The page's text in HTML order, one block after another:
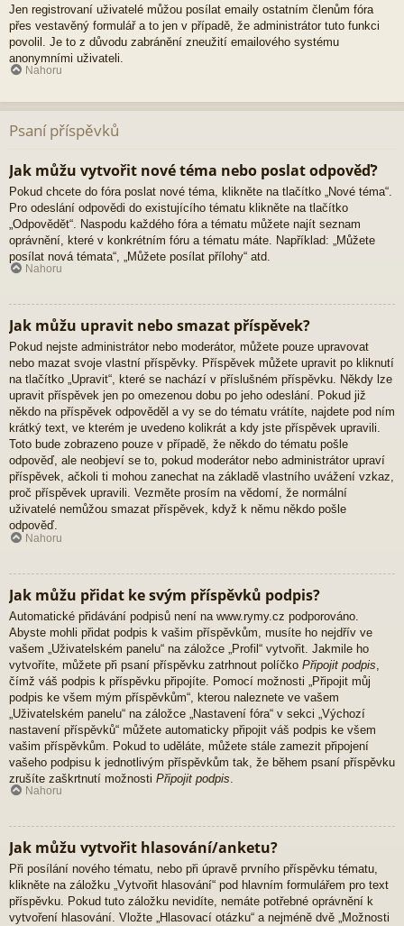
Jen registrovaní uživatelé můžou posílat emaily ostatním členům fóra
přes vestavěný formulář a to jen v případě, že administrátor tuto funkci
povolil. Je to z důvodu zabránění zneužití emailového systému
anonymními uživateli.
Nahoru
Psaní příspěvků
Jak můžu vytvořit nové téma nebo poslat odpověď?
Pokud chcete do fóra poslat nové téma, klikněte na tlačítko „Nové téma“.
Pro odeslání odpovědi do existujícího tématu klikněte na tlačítko
„Odpovědět“. Naspodu každého fóra a tématu můžete najít seznam
oprávnění, které v konkrétním fóru a tématu máte. Například: „Můžete
posílat nová témata“, „Můžete posílat přílohy“ atd.
Nahoru
Jak můžu upravit nebo smazat příspěvek?
Pokud nejste administrátor nebo moderátor, můžete pouze upravovat
nebo mazat svoje vlastní příspěvky. Příspěvek můžete upravit po kliknutí
na tlačítko „Upravit“, které se nachází v příslušném příspěvku. Někdy lze
upravit příspěvek jen po omezenou dobu po jeho odeslání. Pokud již
někdo na příspěvek odpověděl a vy se do tématu vrátíte, najdete pod ním
krátký text, ve kterém je uvedeno kolikrát a kdy jste příspěvek upravili.
Toto bude zobrazeno pouze v případě, že někdo do tématu pošle
odpověď, ale neobjeví se to, pokud moderátor nebo administrátor upraví
příspěvek, ačkoli ti mohou zanechat na základě vlastního uvážení vzkaz,
proč příspěvek upravili. Vezměte prosím na vědomí, že normální
uživatelé nemůžou smazat příspěvek, když k němu někdo pošle
odpověď.
Nahoru
Jak můžu přidat ke svým příspěvků podpis?
Automatické přidávání podpisů není na www.rymy.cz podporováno.
Abyste mohli přidat podpis k vašim příspěvkům, musíte ho nejdřív ve
vašem „Uživatelském panelu“ na záložce „Profil“ vytvořit. Jakmile ho
vytvoříte, můžete při psaní příspěvku zatrhnout políčko Připojit podpis
čímž váš podpis k příspěvku připojíte. Pomocí možnosti „Připojit můj
podpis ke všem mým příspěvkům“, kterou naleznete ve vašem
„Uživatelském panelu“ na záložce „Nastavení fóra“ v sekci „Výchozí
nastavení příspěvků“ můžete automaticky připojit váš podpis ke všem
vašim příspěvkům. Pokud to uděláte, můžete stále zamezit připojení
vašeho podpisu k jednotlivým příspěvkům tak, že během psaní příspěvku
zrušíte zaškrtnutí možnosti Připojit podpis
Nahoru
Jak můžu vytvořit hlasování/anketu?
Při posílání nového tématu, nebo při úpravě prvního příspěvku tématu,
klikněte na záložku „Vytvořit hlasování“ pod hlavním formulářem pro text
příspěvku. Pokud tuto záložku nevidíte, nemáte potřebné oprávnění k
vytvoření hlasování. Vložte „Hlasovací otázku“ a nejméně dvě „Možnosti